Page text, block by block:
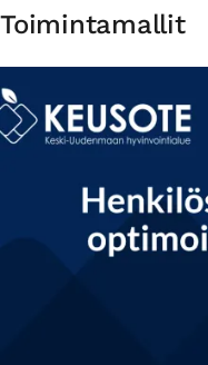
Toimintamallit